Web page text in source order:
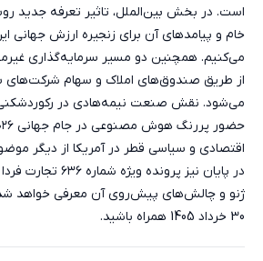
است. در بخش بین‌الملل، تاثیر تعرفه جدید
خام و پیامدهای آن برای زنجیره ارزش جهانی
می‌کنیم. همچنین دو مسیر سرمایه‌گذاری
از طریق صندوق‌های املاک و سهام شرکت‌های
می‌شود. نقش صنعت نیمه‌هادی در رکوردشکنی
اقتصادی و سیاسی قطر در آمریکا از دیگر
در پایان نیز پرونده
ژنو و چالش‌های پیش‌روی آن معرفی خواهد
30 خرداد 1405 همراه باشید.